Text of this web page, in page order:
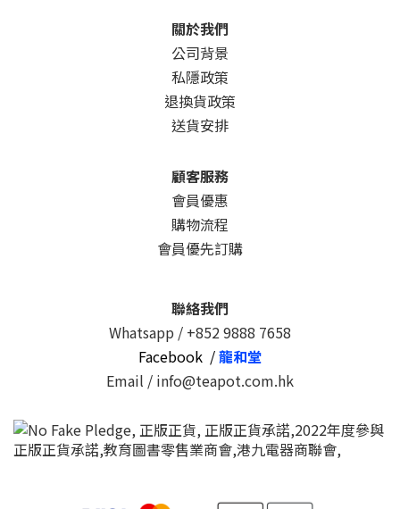
關於我們
公司背景
私隱政策
退換貨政策
送貨安排
顧客服務
會員優惠
購物流程
會員優先訂購
聯絡我們
Whatsapp / +852 9888 7658
Facebook /龍和堂
Email / info@teapot.com.hk